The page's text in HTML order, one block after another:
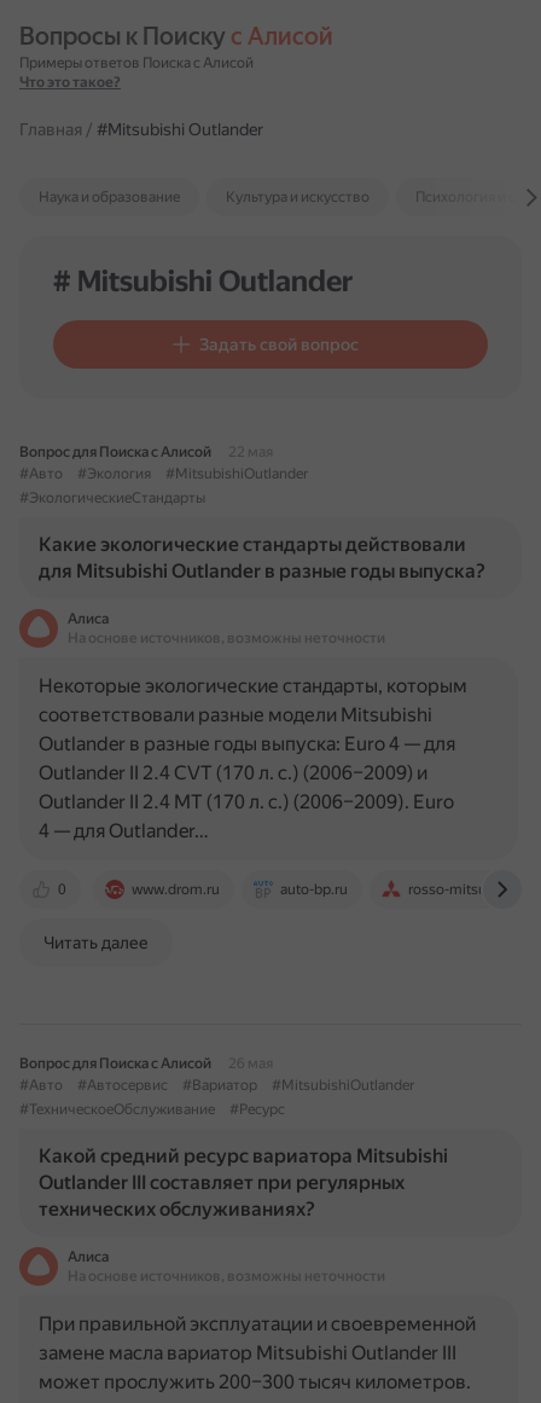
Вопросы к Поиску с Алисой
Примеры ответов Поиска с Алисой
Что это такое?
Главная / #Mitsubishi Outlander
Наука и образование Культура и искусство Психология и
# Mitsubishi Outlander
Задать свой вопрос
Вопрос для Поиска с Алисой
22 мая
#Авто
#Экология
#MitsubishiOutlander
#ЭкологическиеСтандарты
Какие экологические стандарты действовали
для Mitsubishi Outlander в разные годы выпуска?
Алиса
На основе источников, возможны неточности
0 www.drom.ru auto-bp.ru rosso-mitsubishi.ru
Некоторые экологические стандарты, которым
соответствовали разные модели Mitsubishi
Outlander в разные годы выпуска: Euro 4 — для
Outlander II 2.4 CVT (170 л. с.) (2006–2009) и
Outlander II 2.4 MT (170 л. с.) (2006–2009). Euro
4 — для Outlander…
Читать далее
Вопрос для Поиска с Алисой
26 мая
#Авто
#Автосервис #Вариатор
#MitsubishiOutlander
#ТехническоеОбслуживание
#Ресурс
Какой средний ресурс вариатора Mitsubishi
Outlander III составляет при регулярных
технических обслуживаниях?
Алиса
На основе источников, возможны неточности
При правильной эксплуатации и своевременной
замене масла вариатор Mitsubishi Outlander III
может прослужить 200–300 тысяч километров.